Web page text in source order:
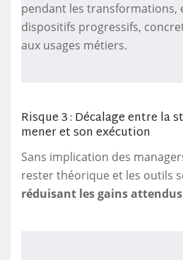
pendant les transformations,
dispositifs progressifs,
aux usages métiers.
Risque 3 : Décalage entre la
mener et son exécution
Sans implication des
rester théorique et les outils
réduisant les gains attendus